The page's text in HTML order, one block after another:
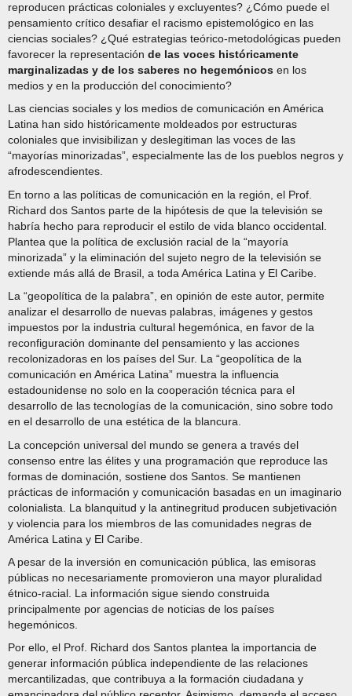
reproducen prácticas coloniales y excluyentes? ¿Cómo puede el
pensamiento crítico desafiar el racismo epistemológico en las
ciencias sociales? ¿Qué estrategias teórico-metodológicas pueden
favorecer la representación de las voces históricamente
marginalizadas y de los saberes no hegemónicos en los
medios y en la producción del conocimiento?
Las ciencias sociales y los medios de comunicación en América
Latina han sido históricamente moldeados por estructuras
coloniales que invisibilizan y deslegitiman las voces de las
“mayorías minorizadas”, especialmente las de los pueblos negros y
afrodescendientes.
En torno a las políticas de comunicación en la región, el Prof.
Richard dos Santos parte de la hipótesis de que la televisión se
habría hecho para reproducir el estilo de vida blanco occidental.
Plantea que la política de exclusión racial de la “mayoría
minorizada” y la eliminación del sujeto negro de la televisión se
extiende más allá de Brasil, a toda América Latina y El Caribe.
La “geopolítica de la palabra”, en opinión de este autor, permite
analizar el desarrollo de nuevas palabras, imágenes y gestos
impuestos por la industria cultural hegemónica, en favor de la
reconfiguración dominante del pensamiento y las acciones
recolonizadoras en los países del Sur. La “geopolítica de la
comunicación en América Latina” muestra la influencia
estadounidense no solo en la cooperación técnica para el
desarrollo de las tecnologías de la comunicación, sino sobre todo
en el desarrollo de una estética de la blancura.
La concepción universal del mundo se genera a través del
consenso entre las élites y una programación que reproduce las
formas de dominación, sostiene dos Santos. Se mantienen
prácticas de información y comunicación basadas en un imaginario
colonialista. La blanquitud y la antinegritud producen subjetivación
y violencia para los miembros de las comunidades negras de
América Latina y El Caribe.
A pesar de la inversión en comunicación pública, las emisoras
públicas no necesariamente promovieron una mayor pluralidad
étnico-racial. La información sigue siendo construida
principalmente por agencias de noticias de los países
hegemónicos.
Por ello, el Prof. Richard dos Santos plantea la importancia de
generar información pública independiente de las relaciones
mercantilizadas, que contribuya a la formación ciudadana y